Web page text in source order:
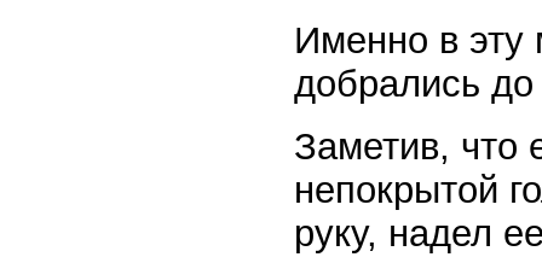
Именно в эту
добрались
Заметив, что
непокрытой
руку, надел